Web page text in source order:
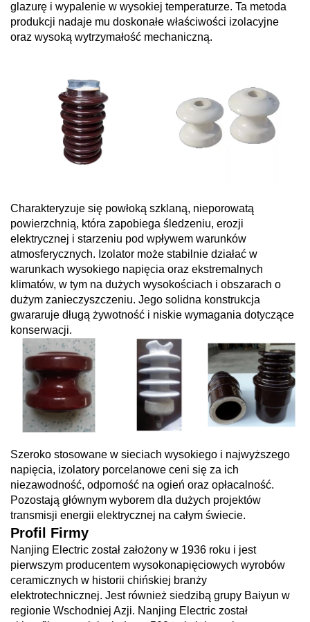
glazurę i wypalenie w wysokiej temperaturze. Ta metoda
produkcji nadaje mu doskonałe właściwości izolacyjne
oraz wysoką wytrzymałość mechaniczną.
Charakteryzuje się powłoką szklaną, nieporowatą
powierzchnią, która zapobiega śledzeniu, erozji
elektrycznej i starzeniu pod wpływem warunków
atmosferycznych. Izolator może stabilnie działać w
warunkach wysokiego napięcia oraz ekstremalnych
klimatów, w tym na dużych wysokościach i obszarach o
dużym zanieczyszczeniu. Jego solidna konstrukcja
gwararuje długą żywotność i niskie wymagania dotyczące
konserwacji.
Szeroko stosowane w sieciach wysokiego i najwyższego
napięcia, izolatory porcelanowe ceni się za ich
niezawodność, odporność na ogień oraz opłacalność.
Pozostają głównym wyborem dla dużych projektów
transmisji energii elektrycznej na całym świecie.
Profil Firmy
Nanjing Electric został założony w 1936 roku i jest
pierwszym producentem wysokonapięciowych wyrobów
ceramicznych w historii chińskiej branży
elektrotechnicznej. Jest również siedzibą grupy Baiyun w
regionie Wschodniej Azji. Nanjing Electric został